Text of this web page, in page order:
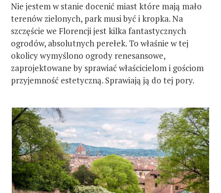
Nie jestem w stanie docenić miast które mają mało
terenów zielonych, park musi być i kropka. Na
szczęście we Florencji jest kilka fantastycznych
ogrodów, absolutnych perełek. To właśnie w tej
okolicy wymyślono ogrody renesansowe,
zaprojektowane by sprawiać właścicielom i gościom
przyjemność estetyczną. Sprawiają ją do tej pory.